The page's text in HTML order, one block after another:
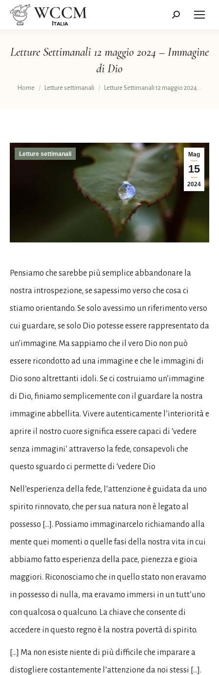
Cerca:
Letture Settimanali 12 maggio 2024 – Immagine
di Dio
Tu sei qui:
Home Letture settimanali Letture Settimanali 12 maggio 2024…
Mag
15
2024
Letture settimanali
Pensiamo che sarebbe più semplice abbandonare la
nostra introspezione, se sapessimo verso che cosa ci
stiamo orientando. Se solo avessimo un riferimento verso
cui guardare, se solo Dio potesse essere rappresentato da
un’immagine. Ma sappiamo che il vero Dio non può
essere ricondotto ad una immagine e che le immagini di
Dio sono altrettanti idoli. Se ci costruiamo un’immagine
di Dio, finiamo semplicemente con il guardare la nostra
immagine abbellita. Vivere autenticamente l’interiorità e
aprire il nostro cuore significa essere capaci di ‘vedere
senza immagini’ attraverso la fede, consapevoli che
questo sguardo ci permette di ‘vedere Dio
Nell’esperienza della fede, l’attenzione è guidata da uno
spirito rinnovato, che per sua natura non è legato al
possesso […]. Possiamo immaginarcelo richiamando alla
mente quei momenti o quelle fasi della nostra vita in cui
abbiamo fatto esperienza della pace, pienezza e gioia
maggiori. Riconosciamo che in quello stato non eravamo
in possesso di nulla, ma eravamo immersi in un tutt’uno
con qualcosa o qualcuno. La chiave che consente di
accedere in questo regno è la nostra povertà di spirito.
[…] Ma non esiste niente di più difficile che imparare a
distogliere costantemente l’attenzione da noi stessi […].